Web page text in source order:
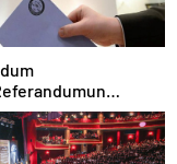
nedenleri